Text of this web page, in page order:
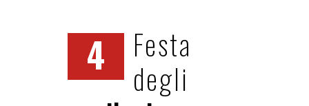
4
Festa
degli